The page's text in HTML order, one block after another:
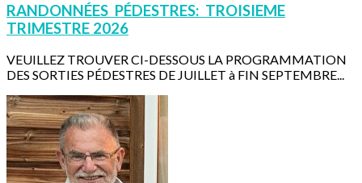
RANDONNÉES PÉDESTRES: TROISIEME
TRIMESTRE 2026
VEUILLEZ TROUVER CI-DESSOUS LA PROGRAMMATION
DES SORTIES PÉDESTRES DE JUILLET à FIN SEPTEMBRE...